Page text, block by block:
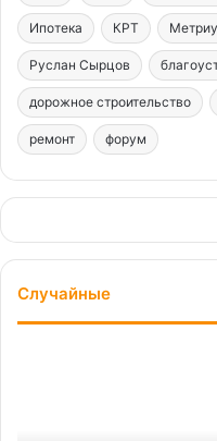
Ипотека КРТ
Руслан Сырцов
дорожное строительство
ремонт форум
Случайные